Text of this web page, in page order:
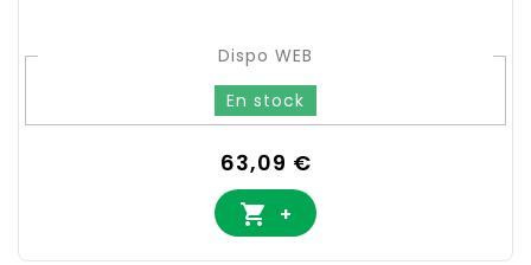
Dispo WEB
En stock
Prix
63,09 €
 +